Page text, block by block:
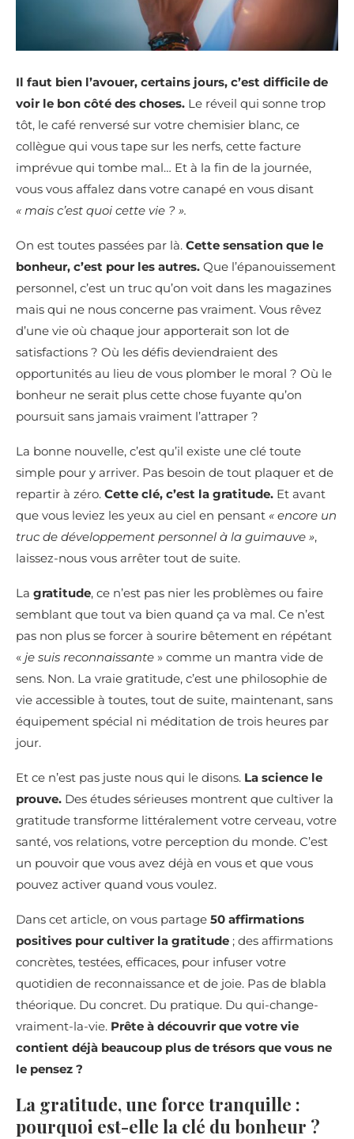
Il faut bien l’avouer, certains jours, c’est difficile de
voir le bon côté des choses. Le réveil qui sonne trop
tôt, le café renversé sur votre chemisier blanc, ce
collègue qui vous tape sur les nerfs, cette facture
imprévue qui tombe mal… Et à la fin de la journée,
vous vous affalez dans votre canapé en vous disant
« mais c’est quoi cette vie ? ».
On est toutes passées par là. Cette sensation que le
bonheur, c’est pour les autres. Que l’épanouissement
personnel, c’est un truc qu’on voit dans les magazines
mais qui ne nous concerne pas vraiment. Vous rêvez
d’une vie où chaque jour apporterait son lot de
satisfactions ? Où les défis deviendraient des
opportunités au lieu de vous plomber le moral ? Où le
bonheur ne serait plus cette chose fuyante qu’on
poursuit sans jamais vraiment l’attraper ?
La bonne nouvelle, c’est qu’il existe une clé toute
simple pour y arriver. Pas besoin de tout plaquer et de
repartir à zéro. Cette clé, c’est la gratitude. Et avant
que vous leviez les yeux au ciel en pensant « encore un
truc de développement personnel à la guimauve »,
laissez-nous vous arrêter tout de suite.
La gratitude, ce n’est pas nier les problèmes ou faire
semblant que tout va bien quand ça va mal. Ce n’est
pas non plus se forcer à sourire bêtement en répétant
« je suis reconnaissante » comme un mantra vide de
sens. Non. La vraie gratitude, c’est une philosophie de
vie accessible à toutes, tout de suite, maintenant, sans
équipement spécial ni méditation de trois heures par
jour.
Et ce n’est pas juste nous qui le disons. La science le
prouve. Des études sérieuses montrent que cultiver la
gratitude transforme littéralement votre cerveau, votre
santé, vos relations, votre perception du monde. C’est
un pouvoir que vous avez déjà en vous et que vous
pouvez activer quand vous voulez.
Dans cet article, on vous partage 50 affirmations
positives pour cultiver la gratitude ; des affirmations
concrètes, testées, efficaces, pour infuser votre
quotidien de reconnaissance et de joie. Pas de blabla
théorique. Du concret. Du pratique. Du qui-change-
vraiment-la-vie. Prête à découvrir que votre vie
contient déjà beaucoup plus de trésors que vous ne
le pensez ?
La gratitude, une force tranquille :
pourquoi est-elle la clé du bonheur ?